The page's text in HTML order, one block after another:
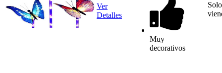
Ver
Detalles
Muy
decorativos
Solo